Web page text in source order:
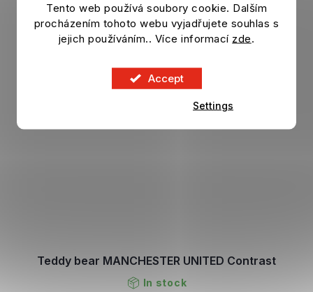
Tento web používá soubory cookie. Dalším
procházením tohoto webu vyjadřujete souhlas s
jejich používáním.. Více informací zde.
Accept
Settings
Teddy bear MANCHESTER UNITED Contrast
In stock